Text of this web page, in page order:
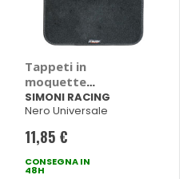
Tappeti in
moquette
universale Solo -
SIMONI RACING
SIMONI RACING
Nero Universale
11,85 €
CONSEGNA IN
48H